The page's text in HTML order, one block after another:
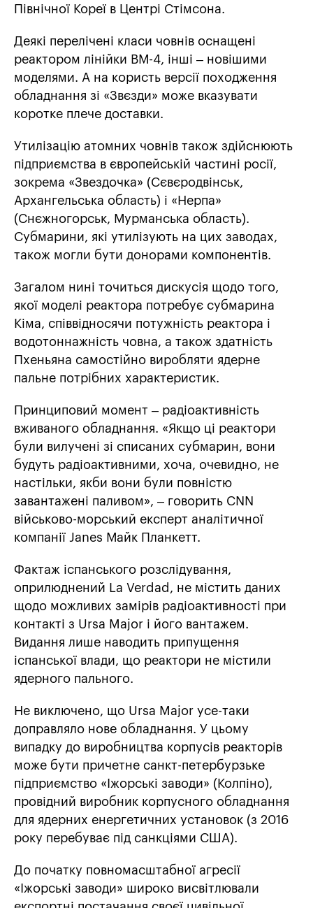
Північної Кореї в Центрі Стімсона.
Деякі перелічені класи човнів оснащені
реактором лінійки ВМ-4, інші – новішими
моделями. А на користь версії походження
обладнання зі «Звєзди» може вказувати
коротке плече доставки.
Утилізацію атомних човнів також здійснюють
підприємства в європейській частині росії,
зокрема «Звездочка» (Сєвєродвінськ,
Архангельська область) і «Нерпа»
(Снєжногорськ, Мурманська область).
Субмарини, які утилізують на цих заводах,
також могли бути донорами компонентів.
Загалом нині точиться дискусія щодо того,
якої моделі реактора потребує субмарина
Кіма, співвідносячи потужність реактора і
водотоннажність човна, а також здатність
Пхеньяна самостійно виробляти ядерне
пальне потрібних характеристик.
Принциповий момент – радіоактивність
вживаного обладнання. «Якщо ці реактори
були вилучені зі списаних субмарин, вони
будуть радіоактивними, хоча, очевидно, не
настільки, якби вони були повністю
завантажені паливом», – говорить CNN
військово-морський експерт аналітичної
компанії Janes Майк Планкетт.
Фактаж іспанського розслідування,
оприлюднений La Verdad, не містить даних
щодо можливих замірів радіоактивності при
контакті з Ursa Major і його вантажем.
Видання лише наводить припущення
іспанської влади, що реактори не містили
ядерного пального.
Не виключено, що Ursa Major усе-таки
доправляло нове обладнання. У цьому
випадку до виробництва корпусів реакторів
може бути причетне санкт-петербурзьке
підприємство «Іжорські заводи» (Колпіно),
провідний виробник корпусного обладнання
для ядерних енергетичних установок (з 2016
року перебуває під санкціями США).
До початку повномасштабної агресії
«Іжорські заводи» широко висвітлювали